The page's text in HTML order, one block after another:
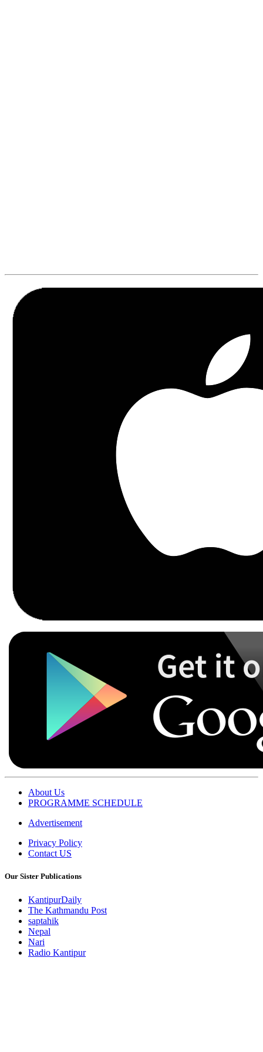
About Us
PROGRAMME SCHEDULE
Advertisement
Privacy Policy
Contact US
Our Sister Publications
KantipurDaily
The Kathmandu Post
saptahik
Nepal
Nari
Radio Kantipur